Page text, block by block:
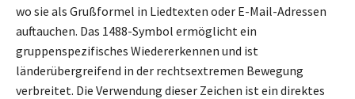
wo sie als Grußformel in Liedtexten oder E-Mail-Adressen
auftauchen. Das 1488-Symbol ermöglicht ein
gruppenspezifisches Wiedererkennen und ist
länderübergreifend in der rechtsextremen Bewegung
verbreitet. Die Verwendung dieser Zeichen ist ein direktes